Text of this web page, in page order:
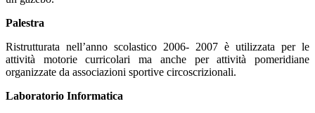
Palestra
Ristrutturata nell’anno scolastico 2006- 2007 è utilizzata per le
attività motorie curricolari ma anche per attività pomeridiane
organizzate da associazioni sportive circoscrizionali.
Laboratorio Informatica